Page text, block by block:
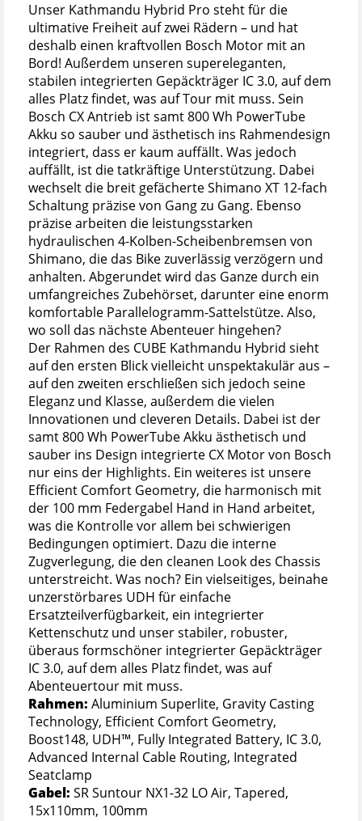
Unser Kathmandu Hybrid Pro steht für die
ultimative Freiheit auf zwei Rädern – und hat
deshalb einen kraftvollen Bosch Motor mit an
Bord! Außerdem unseren supereleganten,
stabilen integrierten Gepäckträger IC 3.0, auf dem
alles Platz findet, was auf Tour mit muss. Sein
Bosch CX Antrieb ist samt 800 Wh PowerTube
Akku so sauber und ästhetisch ins Rahmendesign
integriert, dass er kaum auffällt. Was jedoch
auffällt, ist die tatkräftige Unterstützung. Dabei
wechselt die breit gefächerte Shimano XT 12-fach
Schaltung präzise von Gang zu Gang. Ebenso
präzise arbeiten die leistungsstarken
hydraulischen 4-Kolben-Scheibenbremsen von
Shimano, die das Bike zuverlässig verzögern und
anhalten. Abgerundet wird das Ganze durch ein
umfangreiches Zubehörset, darunter eine enorm
komfortable Parallelogramm-Sattelstütze. Also,
wo soll das nächste Abenteuer hingehen?
Der Rahmen des CUBE Kathmandu Hybrid sieht
auf den ersten Blick vielleicht unspektakulär aus –
auf den zweiten erschließen sich jedoch seine
Eleganz und Klasse, außerdem die vielen
Innovationen und cleveren Details. Dabei ist der
samt 800 Wh PowerTube Akku ästhetisch und
sauber ins Design integrierte CX Motor von Bosch
nur eins der Highlights. Ein weiteres ist unsere
Efficient Comfort Geometry, die harmonisch mit
der 100 mm Federgabel Hand in Hand arbeitet,
was die Kontrolle vor allem bei schwierigen
Bedingungen optimiert. Dazu die interne
Zugverlegung, die den cleanen Look des Chassis
unterstreicht. Was noch? Ein vielseitiges, beinahe
unzerstörbares UDH für einfache
Ersatzteilverfügbarkeit, ein integrierter
Kettenschutz und unser stabiler, robuster,
überaus formschöner integrierter Gepäckträger
IC 3.0, auf dem alles Platz findet, was auf
Abenteuertour mit muss.
Rahmen: Aluminium Superlite, Gravity Casting
Technology, Efficient Comfort Geometry,
Boost148, UDH™, Fully Integrated Battery, IC 3.0,
Advanced Internal Cable Routing, Integrated
Seatclamp
Gabel: SR Suntour NX1-32 LO Air, Tapered,
15x110mm, 100mm